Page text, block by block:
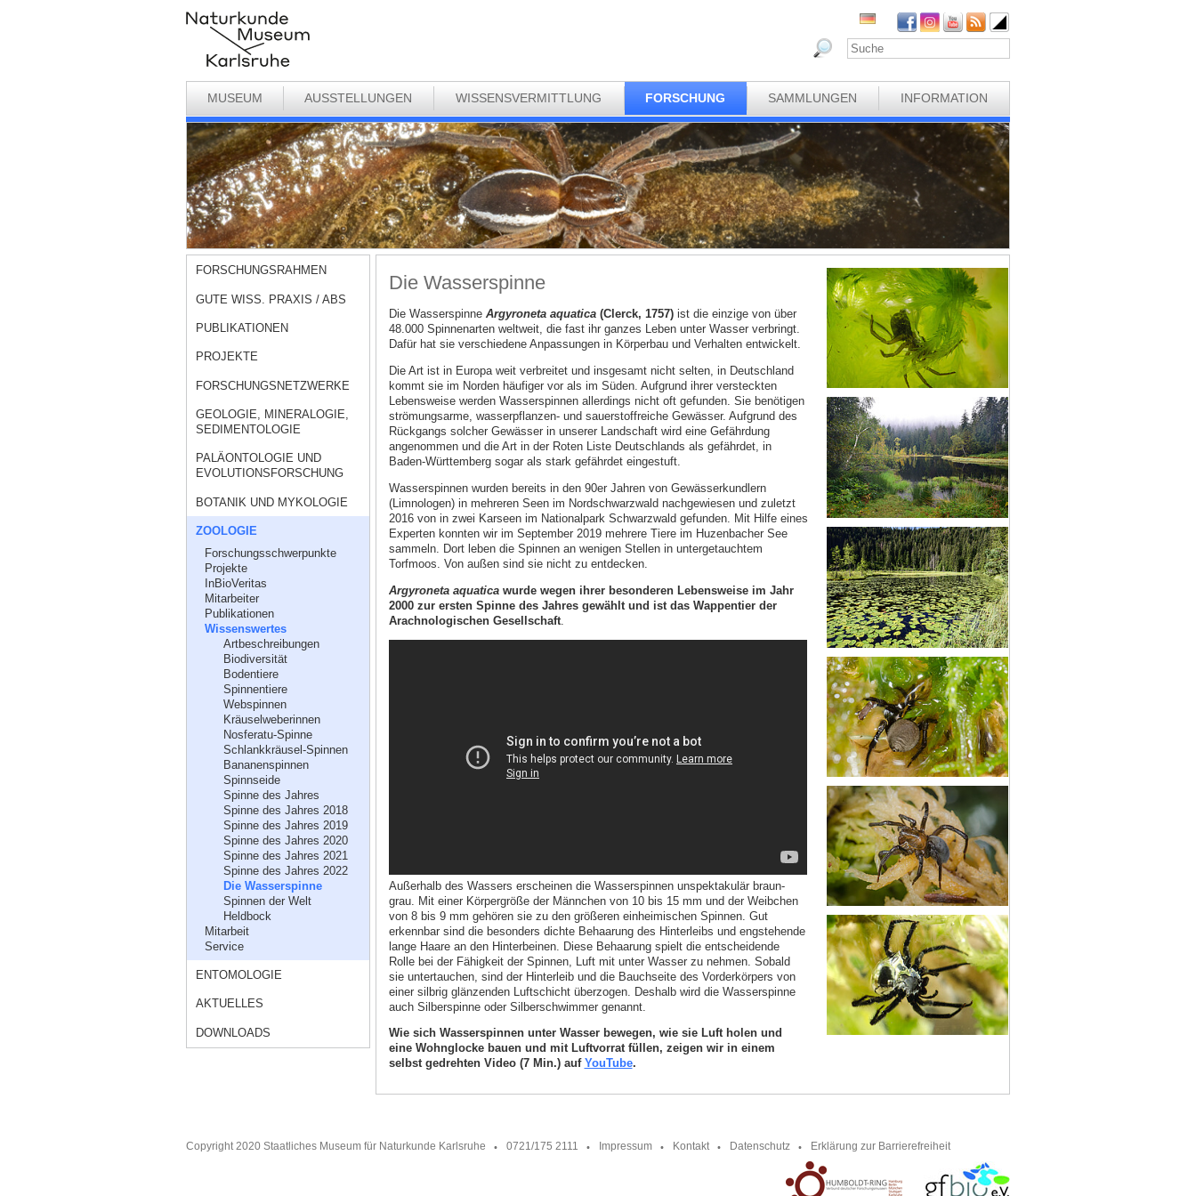
MUSEUM AUSSTELLUNGEN WISSENSVERMITTLUNG FORSCHUNG SAMMLUNGEN INFORMATION
FORSCHUNGSRAHMEN
GUTE WISS. PRAXIS / ABS
PUBLIKATIONEN
PROJEKTE
FORSCHUNGSNETZWERKE
GEOLOGIE, MINERALOGIE,
SEDIMENTOLOGIE
PALÄONTOLOGIE UND
EVOLUTIONSFORSCHUNG
BOTANIK UND MYKOLOGIE
ZOOLOGIE
Forschungsschwerpunkte
Projekte
InBioVeritas
Mitarbeiter
Publikationen
Wissenswertes
Artbeschreibungen
Biodiversität
Bodentiere
Spinnentiere
Webspinnen
Kräuselweberinnen
Nosferatu-Spinne
Schlankkräusel-Spinnen
Bananenspinnen
Spinnseide
Spinne des Jahres
Spinne des Jahres 2018
Spinne des Jahres 2019
Spinne des Jahres 2020
Spinne des Jahres 2021
Spinne des Jahres 2022
Die Wasserspinne
Spinnen der Welt
Heldbock
Mitarbeit
Service
ENTOMOLOGIE
AKTUELLES
DOWNLOADS
Die Wasserspinne
Die Wasserspinne Argyroneta aquatica(Clerck, 1757)ist die einzige von über
48.000 Spinnenarten weltweit, die fast ihr ganzes Leben unter Wasser verbringt.
Dafür hat sie verschiedene Anpassungen in Körperbau und Verhalten entwickelt.
Die Art ist in Europa weit verbreitet und insgesamt nicht selten, in Deutschland
kommt sie im Norden häufiger vor als im Süden. Aufgrund ihrer versteckten
Lebensweise werden Wasserspinnen allerdings nicht oft gefunden. Sie benötigen
strömungsarme, wasserpflanzen- und sauerstoffreiche Gewässer. Aufgrund des
Rückgangs solcher Gewässer in unserer Landschaft wird eine Gefährdung
angenommen und die Art in der Roten Liste Deutschlands als gefährdet, in
Baden-Württemberg sogar als stark gefährdet eingestuft.
Wasserspinnen wurden bereits in den 90er Jahren von Gewässerkundlern
(Limnologen) in mehreren Seen im Nordschwarzwald nachgewiesen und zuletzt
2016 von in zwei Karseen im Nationalpark Schwarzwald gefunden. Mit Hilfe eines
Experten konnten wir im September 2019 mehrere Tiere im Huzenbacher See
sammeln. Dort leben die Spinnen an wenigen Stellen in untergetauchtem
Torfmoos. Von außen sind sie nicht zu entdecken.
Argyroneta aquaticawurde wegen ihrer besonderen Lebensweise im Jahr
2000 zur ersten Spinne des Jahres gewählt und ist das Wappentier der
Arachnologischen Gesellschaft.
Außerhalb des Wassers erscheinen die Wasserspinnen unspektakulär braun-
grau. Mit einer Körpergröße der Männchen von 10 bis 15 mm und der Weibchen
von 8 bis 9 mm gehören sie zu den größeren einheimischen Spinnen. Gut
erkennbar sind die besonders dichte Behaarung des Hinterleibs und engstehende
lange Haare an den Hinterbeinen. Diese Behaarung spielt die entscheidende
Rolle bei der Fähigkeit der Spinnen, Luft mit unter Wasser zu nehmen. Sobald
sie untertauchen, sind der Hinterleib und die Bauchseite des Vorderkörpers von
einer silbrig glänzenden Luftschicht überzogen. Deshalb wird die Wasserspinne
auch Silberspinne oder Silberschwimmer genannt.
Wie sich Wasserspinnen unter Wasser bewegen, wie sie Luft holen und
eine Wohnglocke bauen und mit Luftvorrat füllen, zeigen wir in einem
selbst gedrehten Video (7 Min.) auf YouTube.
Copyright 2020 Staatliches Museum für Naturkunde Karlsruhe 0721/175 2111 Impressum Kontakt Datenschutz Erklärung zur Barrierefreiheit